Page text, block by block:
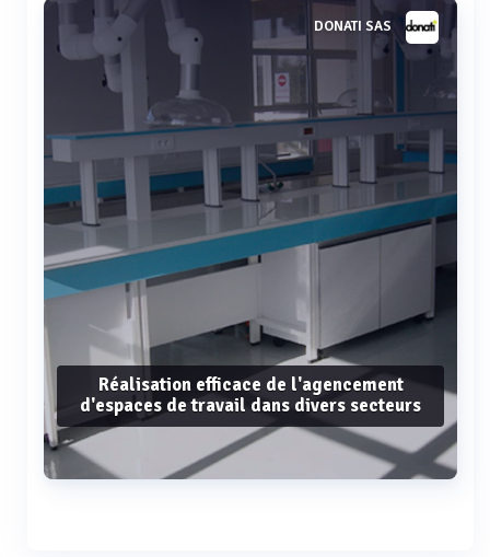
DONATI SAS
Réalisation efficace de l'agencement
d'espaces de travail dans divers secteurs